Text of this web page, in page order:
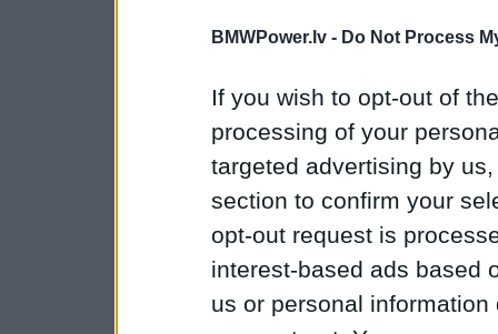
BMWPower.lv - Do Not Process
If you wish to opt-out of
processing of your
targeted advertising by
section to confirm your
opt-out request is
interest-based ads based
us or personal